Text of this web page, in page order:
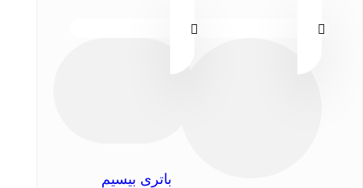
باتری بیسیم